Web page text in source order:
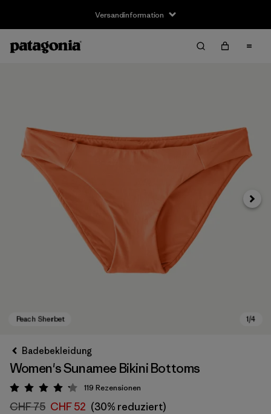
Versandinformation
Badebekleidung
Women's Sunamee Bikini Bottoms
Bewertung: 4.2 / 5
119 Rezensionen
CHF 75 CHF 52 (30% reduziert)